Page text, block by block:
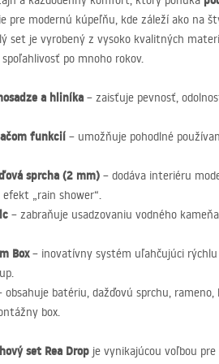
pre modernú kúpeľňu, kde záleží ako na
set je vyrobený z vysoko kvalitných
po mnoho rokov.
a hliníka – zaisťuje pevnosť,
funkcií – umožňuje pohodlné
sprcha (2 mm) – dodáva interiéru
„rain shower“.
– zabraňuje usadzovaniu vodného
Box– inovatívny systém uľahčujúci
obsahuje batériu, dažďovú sprchu,
box.
set Rea Drop je vynikajúcou voľbou